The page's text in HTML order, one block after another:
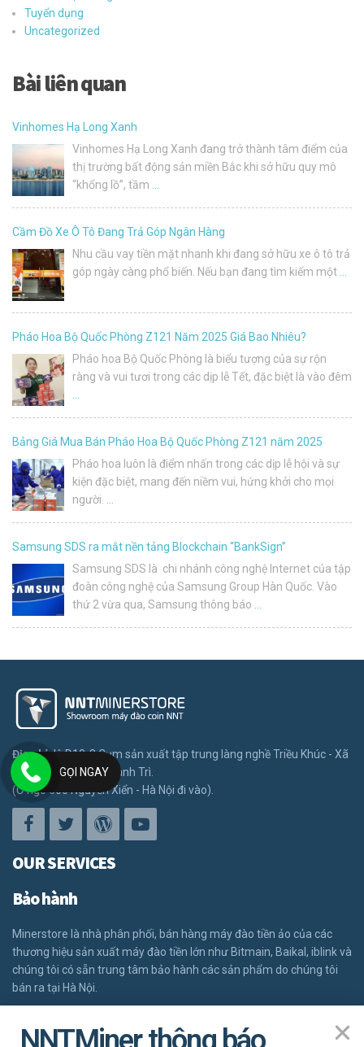
Tuyển dụng
Uncategorized
Bài liên quan
Vinhomes Hạ Long Xanh
Vinhomes Hạ Long Xanh đang trở thành tâm điểm của
thị trường bất động sản miền Bắc khi sở hữu quy mô
“khổng lồ”, tầm
Cầm Đồ Xe Ô Tô Đang Trả Góp Ngân Hàng
Nhu cầu vay tiền mặt nhanh khi đang sở hữu xe ô tô trả
góp ngày càng phổ biến. Nếu bạn đang tìm kiếm một
Pháo Hoa Bộ Quốc Phòng Z121 Năm 2025 Giá Bao Nhiêu?
Pháo hoa Bộ Quốc Phòng là biểu tượng của sự rộn
ràng và vui tươi trong các dịp lễ Tết, đặc biệt là vào đêm
Bảng Giá Mua Bán Pháo Hoa Bộ Quốc Phòng Z121 năm 2025
Pháo hoa luôn là điểm nhấn trong các dịp lễ hội và sự
kiện đặc biệt, mang đến niềm vui, hứng khởi cho mọi
người.
Samsung SDS ra mắt nền tảng Blockchain “BankSign”
Samsung SDS là chi nhánh công nghệ Internet của tập
đoàn công nghệ của Samsung Group Hàn Quốc. Vào
thứ 2 vừa qua, Samsung thông báo
Địa chỉ:lô D10-8 Cụm sản xuất tập trung làng nghề Triều Khúc - Xã
Tân Triều - Huyện Thanh Trì.
(Ở ngõ 300 Nguyễn Xiển - Hà Nội đi vào).
OUR SERVICES
Bảo hành
Minerstore là nhà phân phối, bán hàng máy đào tiền ảo của các
thương hiệu sản xuất máy đào tiền lớn như Bitmain, Baikal, iblink và
chúng tôi có sẵn trung tâm bảo hành các sản phẩm do chúng tôi
bán ra tại Hà Nội.
GỌI NGAY